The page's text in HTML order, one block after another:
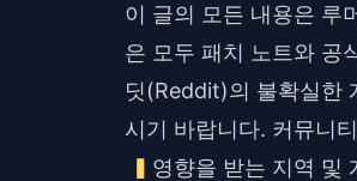
이 글의 모든 내용은 루
은 모두 패치 노트와 공
딧(Reddit)의 불확실한
시기 바랍니다. 커뮤니
영향을 받는 지역 및